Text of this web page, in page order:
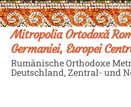
Skip
to
content
Mitropolia Ortodoxă
Germaniei, Europei
Rumänische Orthodoxe
Deutschland, Zentral- und